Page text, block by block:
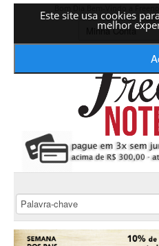
Este site usa cookies
melhor